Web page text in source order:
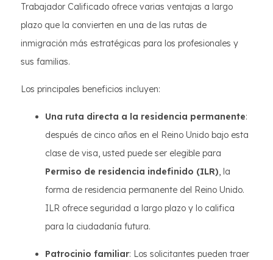
Trabajador Calificado ofrece varias ventajas a largo
plazo que la convierten en una de las rutas de
inmigración más estratégicas para los profesionales y
sus familias.
Los principales beneficios incluyen:
Una ruta directa a la residencia permanente:
después de cinco años en el Reino Unido bajo esta
clase de visa, usted puede ser elegible para
Permiso de residencia indefinido (ILR), la
forma de residencia permanente del Reino Unido.
ILR ofrece seguridad a largo plazo y lo califica
para la ciudadanía futura.
Patrocinio familiar: Los solicitantes pueden traer